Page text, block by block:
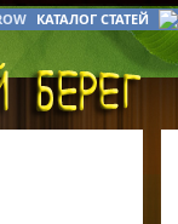
КАТАЛОГ СТАТЕЙ